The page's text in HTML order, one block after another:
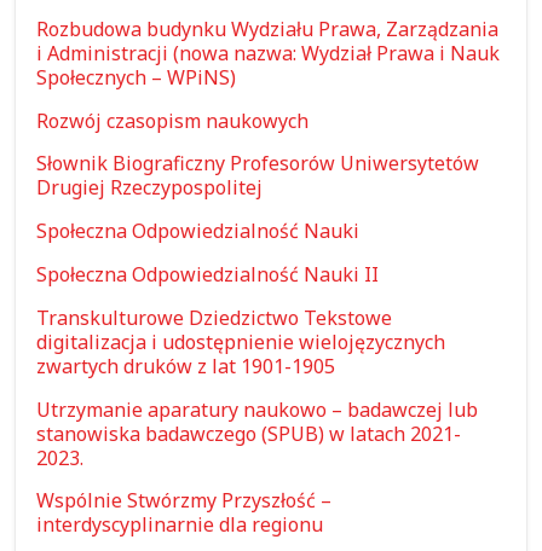
Rozbudowa budynku Wydziału Prawa, Zarządzania
i Administracji (nowa nazwa: Wydział Prawa i Nauk
Społecznych – WPiNS)
Rozwój czasopism naukowych
Słownik Biograficzny Profesorów Uniwersytetów
Drugiej Rzeczypospolitej
Społeczna Odpowiedzialność Nauki
Społeczna Odpowiedzialność Nauki II
Transkulturowe Dziedzictwo Tekstowe
digitalizacja i udostępnienie wielojęzycznych
zwartych druków z lat 1901-1905
Utrzymanie aparatury naukowo – badawczej lub
stanowiska badawczego (SPUB) w latach 2021-
2023.
Wspólnie Stwórzmy Przyszłość –
interdyscyplinarnie dla regionu